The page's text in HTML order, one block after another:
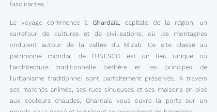
fascinantes.
Le voyage commence à Ghardaïa , capitale de la région, un
carrefour de cultures et de civilisations, où les montagnes
ondulent autour de la vallée du M’zab. Ce site classé au
patrimoine mondial de l’UNESCO est un lieu unique où
l’architecture traditionnelle berbère et les principes de
l’urbanisme traditionnel sont parfaitement préservés. À travers
ses marchés animés, ses rues sinueuses et ses maisons en pisé
aux couleurs chaudes, Ghardaïa vous ouvre la porte sur un